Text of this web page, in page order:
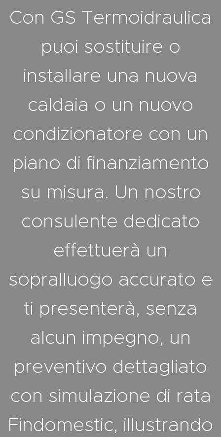
Con GS Termoidraulica
puoi sostituire o
installare una nuova
caldaia o un nuovo
condizionatore con un
piano di finanziamento
su misura. Un nostro
consulente dedicato
effettuerà un
sopralluogo accurato e
ti presenterà, senza
alcun impegno, un
preventivo dettagliato
con simulazione di rata
Findomestic, illustrando